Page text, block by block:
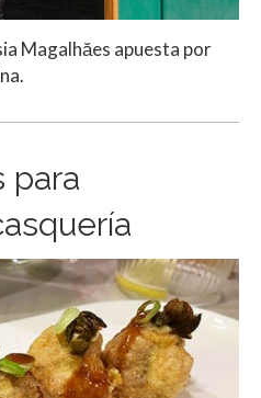
Magalhӑes apuesta por
para